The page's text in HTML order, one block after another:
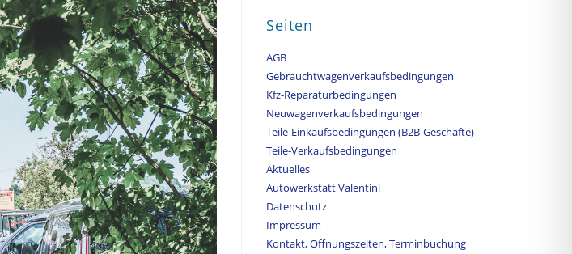
Seiten
AGB
Gebrauchtwagenverkaufsbedingungen
Kfz-Reparaturbedingungen
Neuwagenverkaufsbedingungen
Teile-Einkaufsbedingungen (B2B-Geschäfte)
Teile-Verkaufsbedingungen
Aktuelles
Autowerkstatt Valentini
Datenschutz
Impressum
Kontakt, Öffnungszeiten, Terminbuchung